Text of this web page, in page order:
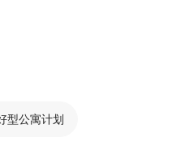
型公寓计划